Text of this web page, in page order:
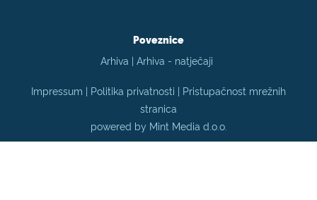
Poveznice
Arhiva |Arhiva - natječaji
Impressum | Politika privatnosti | Pristupačnost mrežnih
stranica
powered by Mint Media d.o.o.